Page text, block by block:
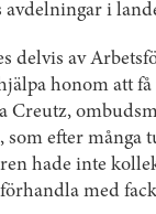
i
delvis av
honom att få
Creutz,
efter många
hade inte
med